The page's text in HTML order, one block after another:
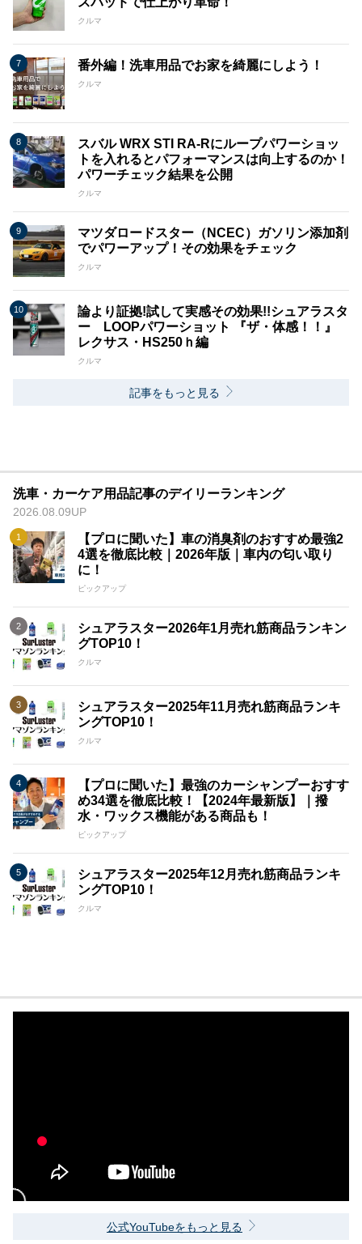
クルマ
番外編！洗車用品でお家を綺麗にしよう！
クルマ
スバル WRX STI RA-Rにループパワーショッ
トを入れるとパフォーマンスは向上するのか！
パワーチェック結果を公開
クルマ
マツダロードスター（NCEC）ガソリン添加剤
でパワーアップ！その効果をチェック
クルマ
論より証拠!試して実感その効果!!シュアラスタ
ー LOOPパワーショット 『ザ・体感！！』
レクサス・HS250ｈ編
クルマ
記事をもっと見る
洗車・カーケア用品記事のデイリーランキング
2026.08.09UP
【プロに聞いた】車の消臭剤のおすすめ最強2
4選を徹底比較｜2026年版｜車内の匂い取り
に！
ピックアップ
シュアラスター2026年1月売れ筋商品ランキン
グTOP10！
クルマ
シュアラスター2025年11月売れ筋商品ランキ
ングTOP10！
クルマ
【プロに聞いた】最強のカーシャンプーおすす
め34選を徹底比較！【2024年最新版】｜撥
水・ワックス機能がある商品も！
ピックアップ
シュアラスター2025年12月売れ筋商品ランキ
ングTOP10！
クルマ
公式YouTubeをもっと見る